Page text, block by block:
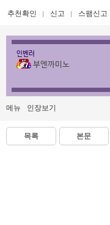
추천확인 신고 스팸신고
인벤러
부엔까미노
메뉴 인장보기
목록 본문